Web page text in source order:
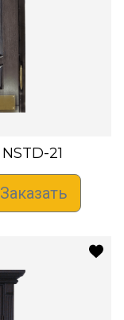
NSTD-21
Заказать